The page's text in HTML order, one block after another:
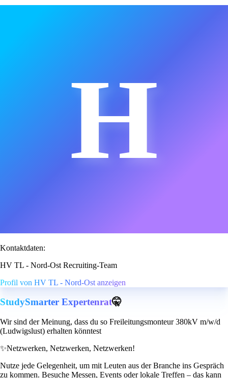
H
Kontaktdaten:
HV TL - Nord-Ost Recruiting-Team
Profil von HV TL - Nord-Ost anzeigen
StudySmarter Expertenrat🤫
Wir sind der Meinung, dass du so Freileitungsmonteur 380kV m/w/d
(Ludwigslust) erhalten könntest
✨Netzwerken, Netzwerken, Netzwerken!
Nutze jede Gelegenheit, um mit Leuten aus der Branche ins Gespräch
zu kommen. Besuche Messen, Events oder lokale Treffen – das kann